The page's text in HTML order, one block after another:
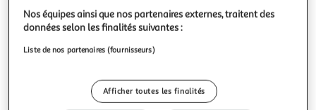
Afficher le prix
Nos équipes ainsi que nos partenaires externes, traitent des
données selon les finalités suivantes :
Liste de nos partenaires (fournisseurs)
Afficher toutes les finalités